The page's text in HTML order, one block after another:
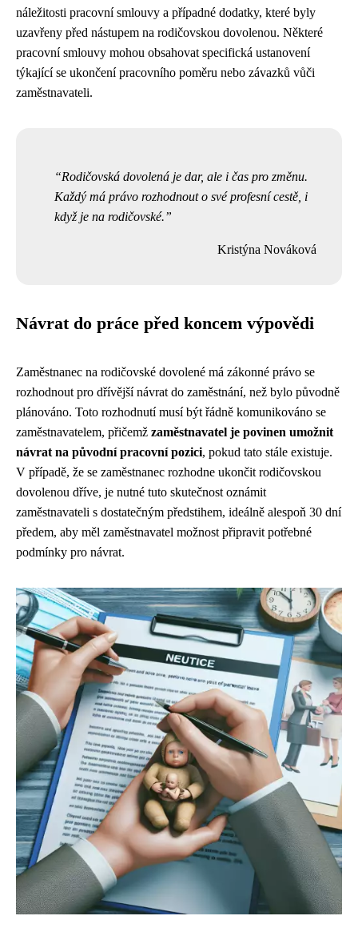
náležitosti pracovní smlouvy a případné dodatky, které byly
uzavřeny před nástupem na rodičovskou dovolenou. Některé
pracovní smlouvy mohou obsahovat specifická ustanovení
týkající se ukončení pracovního poměru nebo závazků vůči
zaměstnavateli.
Rodičovská dovolená je dar, ale i čas pro změnu.
Každý má právo rozhodnout o své profesní cestě, i
když je na rodičovské.
Kristýna Nováková
Návrat do práce před koncem výpovědi
Zaměstnanec na rodičovské dovolené má zákonné právo se
rozhodnout pro dřívější návrat do zaměstnání, než bylo původně
plánováno. Toto rozhodnutí musí být řádně komunikováno se
zaměstnavatelem, přičemž zaměstnavatel je povinen umožnit
návrat na původní pracovní pozici, pokud tato stále existuje.
V případě, že se zaměstnanec rozhodne ukončit rodičovskou
dovolenou dříve, je nutné tuto skutečnost oznámit
zaměstnavateli s dostatečným předstihem, ideálně alespoň 30 dní
předem, aby měl zaměstnavatel možnost připravit potřebné
podmínky pro návrat.